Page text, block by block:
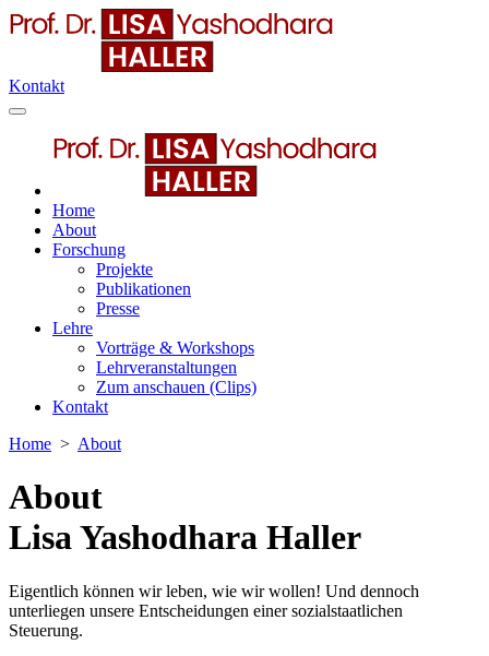
Kontakt
Home
About
Forschung
Projekte
Publikationen
Presse
Lehre
Vorträge & Workshops
Lehrveranstaltungen
Zum anschauen (Clips)
Kontakt
Home > About
About
Lisa Yashodhara Haller
Eigentlich können wir leben, wie wir wollen! Und dennoch
unterliegen unsere Entscheidungen einer sozialstaatlichen
Steuerung.